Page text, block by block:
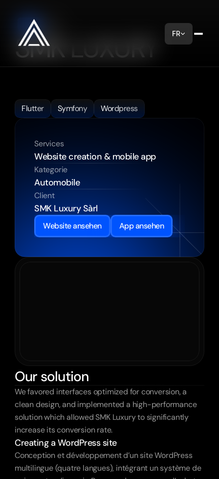
FR
DATE
SMK LUXURY
privatedriversandmuchmore.
Flutter
Symfony Wordpress
Services
Website creation & mobile app
Kategorie
Automobile
Client
SMK Luxury Sàrl
Website ansehen App ansehen
Our solution
We favored interfaces optimized for conversion, a
clean design, and implemented a high-performance
solution which allowed SMK Luxury to significantly
increase its conversion rate.
Creating a WordPress site
Conception et développement d’un site WordPress
multilingue (quatre langues), intégrant un système de